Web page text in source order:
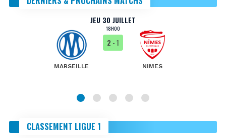
JEU 30 JUILLET
18H00
MARSEILLE
2 - 1
NIMES
CLASSEMENT LIGUE 1